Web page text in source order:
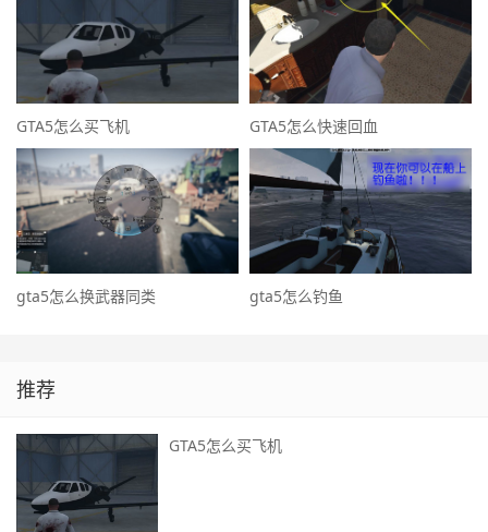
GTA5怎么买飞机 GTA5怎么快速回血
gta5怎么换武器同类 gta5怎么钓鱼
推荐
GTA5怎么买飞机